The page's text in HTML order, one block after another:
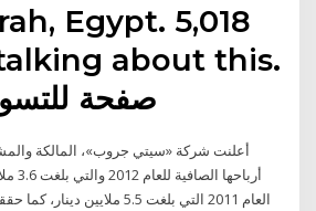
Egypt. 5,018
talking about this.
أعلنت شركة «سيتي جروب»، المالكة
العام 2011 التي بلغت 5.5